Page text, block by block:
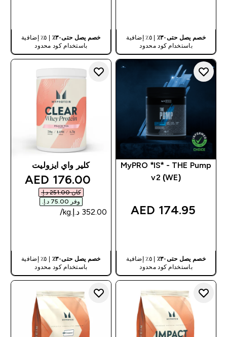
خصم يصل حتى٣٠٪
| ٥٪ إضافية
باستخدام كود محدود
خصم يصل حتى٣٠٪
| ٥٪ إضافية
باستخدام كود محدود
MyPRO *IS* - THE Pump
v2 (WE)
174.95 AED‎
خصم يصل حتى٣٠٪
| ٥٪ إضافية
باستخدام كود محدود
كلير واي ايزوليت
price
176.00 AED‎
كان ‏251.00 د.إ.‏‎
وفر ‏75.00 د.إ.‏‎
خصم يصل حتى٣٠٪
| ٥٪ إضافية
باستخدام كود محدود